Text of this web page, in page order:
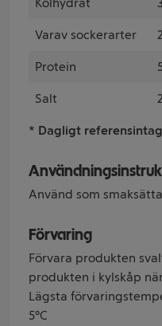
Varav sockerarter
Protein
Salt
* Dagligt referensintag
Använd som
Förvaring
Förvara produkten
produkten i kylskåp
Lägsta
5°C